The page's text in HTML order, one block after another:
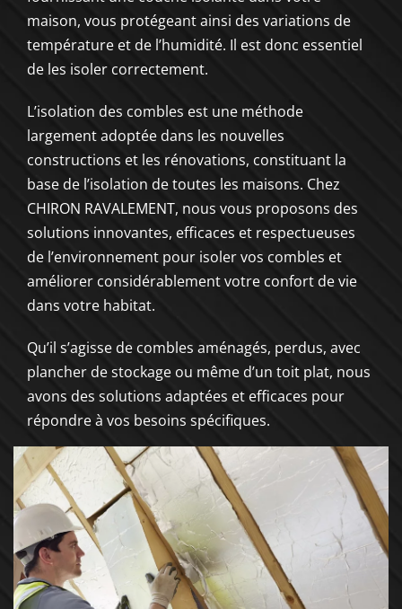
maison, vous protégeant ainsi des variations de
température et de l’humidité. Il est donc essentiel
de les isoler correctement.
L’isolation des combles est une méthode
largement adoptée dans les nouvelles
constructions et les rénovations, constituant la
base de l’isolation de toutes les maisons. Chez
CHIRON RAVALEMENT, nous vous proposons des
solutions innovantes, efficaces et respectueuses
de l’environnement pour isoler vos combles et
améliorer considérablement votre confort de vie
dans votre habitat.
Qu’il s’agisse de combles aménagés, perdus, avec
plancher de stockage ou même d’un toit plat, nous
avons des solutions adaptées et efficaces pour
répondre à vos besoins spécifiques.